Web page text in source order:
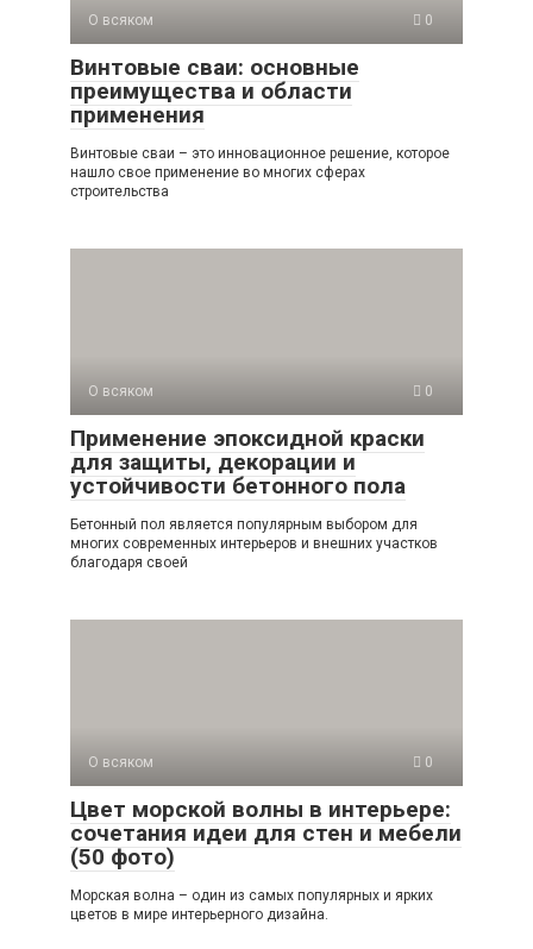
О всяком 0
Винтовые сваи: основные
преимущества и области
применения
Винтовые сваи – это инновационное решение, которое
нашло свое применение во многих сферах
строительства
О всяком 0
Применение эпоксидной краски
для защиты, декорации и
устойчивости бетонного пола
Бетонный пол является популярным выбором для
многих современных интерьеров и внешних участков
благодаря своей
О всяком 0
Цвет морской волны в интерьере:
сочетания идеи для стен и мебели
(50 фото)
Морская волна – один из самых популярных и ярких
цветов в мире интерьерного дизайна.